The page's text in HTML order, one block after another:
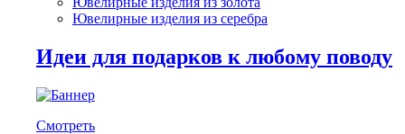
Ювелирные изделия из серебра
Идеи для подарков к любому поводу
Смотреть